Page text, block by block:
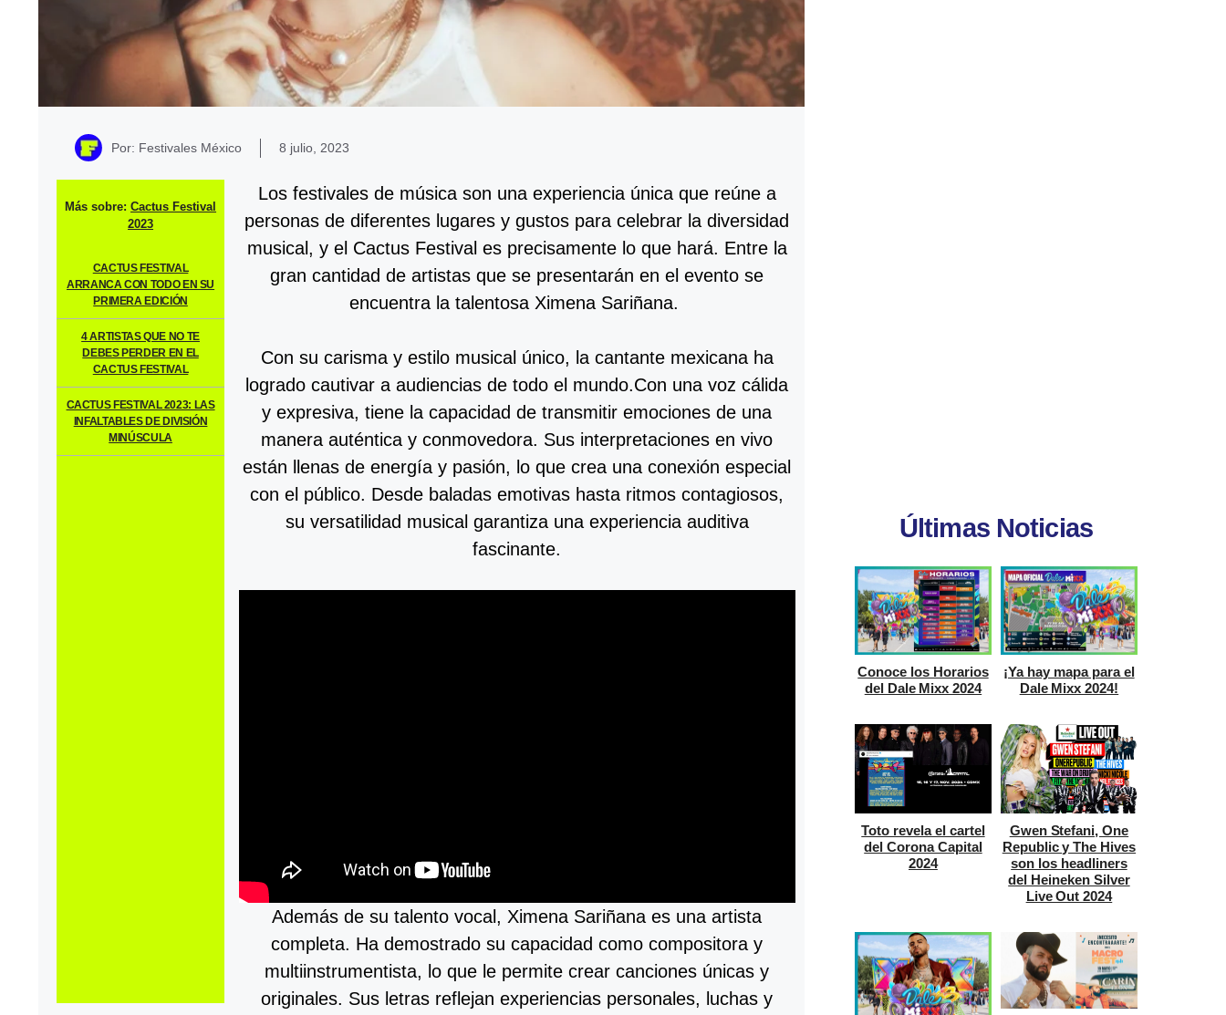
Por: Festivales México 8 julio, 2023
Más sobre:Cactus Festival
2023
CACTUS FESTIVAL
ARRANCA CON TODO EN SU
PRIMERA EDICIÓN
4 ARTISTAS QUE NO TE
DEBES PERDER EN EL
CACTUS FESTIVAL
CACTUS FESTIVAL 2023: LAS
INFALTABLES DE DIVISIÓN
MINÚSCULA
Los festivales de música son una experiencia única que reúne a
personas de diferentes lugares y gustos para celebrar la diversidad
musical, y el Cactus Festival es precisamente lo que hará. Entre la
gran cantidad de artistas que se presentarán en el evento se
encuentra la talentosa Ximena Sariñana.
Con su carisma y estilo musical único, la cantante mexicana ha
logrado cautivar a audiencias de todo el mundo.Con una voz cálida
y expresiva, tiene la capacidad de transmitir emociones de una
manera auténtica y conmovedora. Sus interpretaciones en vivo
están llenas de energía y pasión, lo que crea una conexión especial
con el público. Desde baladas emotivas hasta ritmos contagiosos,
su versatilidad musical garantiza una experiencia auditiva
fascinante.
Además de su talento vocal, Ximena Sariñana es una artista
completa. Ha demostrado su capacidad como compositora y
multiinstrumentista, lo que le permite crear canciones únicas y
originales. Sus letras reflejan experiencias personales, luchas y
Últimas Noticias
Conoce los Horarios
del Dale Mixx 2024
¡Ya hay mapa para el
Dale Mixx 2024!
Toto revela el cartel
del Corona Capital
2024
Gwen Stefani, One
Republic y The Hives
son los headliners
del Heineken Silver
Live Out 2024